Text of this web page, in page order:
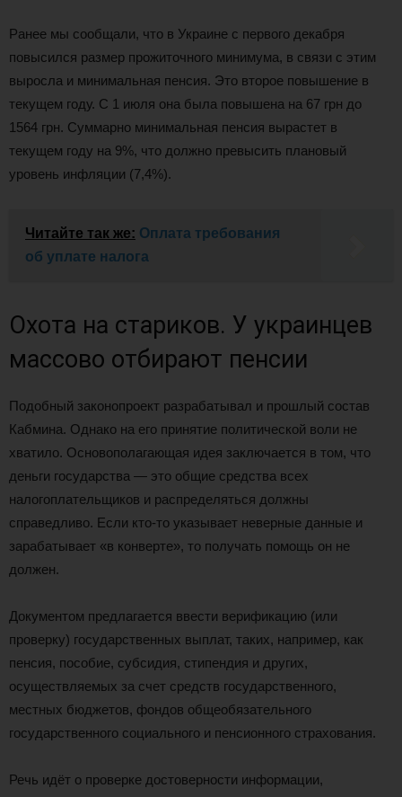
Ранее мы сообщали, что в Украине с первого декабря
повысился размер прожиточного минимума, в связи с этим
выросла и минимальная пенсия. Это второе повышение в
текущем году. С 1 июля она была повышена на 67 грн до
1564 грн. Суммарно минимальная пенсия вырастет в
текущем году на 9%, что должно превысить плановый
уровень инфляции (7,4%).
Читайте так же: Оплата требования
об уплате налога
Охота на стариков. У украинцев
массово отбирают пенсии
Подобный законопроект разрабатывал и прошлый состав
Кабмина. Однако на его принятие политической воли не
хватило. Основополагающая идея заключается в том, что
деньги государства — это общие средства всех
налогоплательщиков и распределяться должны
справедливо. Если кто-то указывает неверные данные и
зарабатывает «в конверте», то получать помощь он не
должен.
Документом предлагается ввести верификацию (или
проверку) государственных выплат, таких, например, как
пенсия, пособие, субсидия, стипендия и других,
осуществляемых за счет средств государственного,
местных бюджетов, фондов общеобязательного
государственного социального и пенсионного страхования.
Речь идёт о проверке достоверности информации,